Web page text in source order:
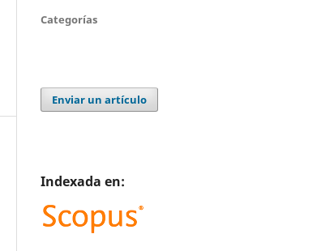
Categorías
Enviar un artículo
Indexada en: